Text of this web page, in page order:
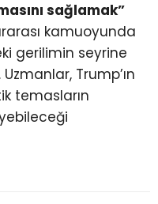
sağlamak”
kamuoyunda
gerilimin seyrine
Trump’ın
temasların